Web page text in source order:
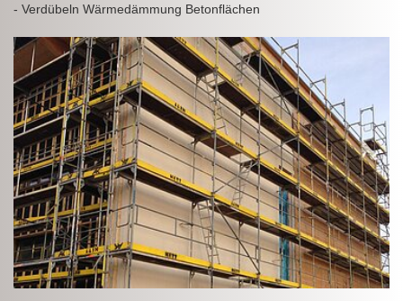
- Verdübeln Wärmedämmung Betonflächen